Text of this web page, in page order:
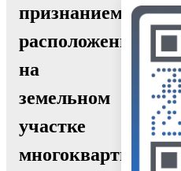
признанием
расположенного
на
земельном
участке
многоквартирного